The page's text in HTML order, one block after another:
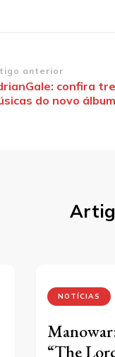
anterior
confira
do novo álbum
NOTÍCIAS
“The